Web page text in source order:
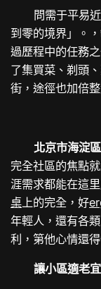
問需于平易
到零的境界」。
過歷程中的任務
了集買菜、剃頭
街，途徑也加倍
北京市海淀
完全社區的焦點
涯需求都能在這
桌上的完全，好
年輕人，還有各
利，第他心情還得
讓小區適老